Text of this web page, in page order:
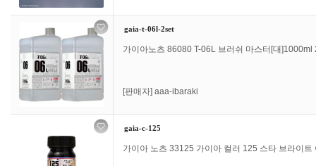
gaia-t-06l-2set
가이아노츠 86080 T-06L 브러쉬 마스터[대]1000ml
[판매자] aaa-ibaraki
gaia-c-125
가이아 노츠 33125 가이아 컬러 125 스타 브라이트